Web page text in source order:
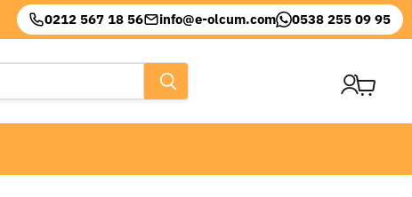
0212 567 18 56 info@e-olcum.com 0538 255 09 95